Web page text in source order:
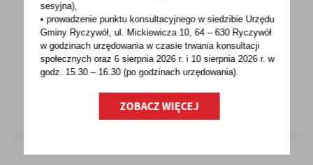
Prosto na rachunek...w banku
Tradycyjne urzędy, w których trzeba czekać
w kolejkach i w których traci się czas i energię...
sesyjna),
• prowadzenie punktu konsultacyjnego w siedzibie Urzędu
Gminy Ryczywół, ul. Mickiewicza 10, 64 – 630 Ryczywół
w godzinachurzędowania w czasie trwania konsultacji
społecznych oraz 6 sierpnia 2026 r. i 10 sierpnia 2026 r. w
godz. 15.30 – 16.30 (po godzinachurzędowania).
ZOBACZ WIĘCEJ